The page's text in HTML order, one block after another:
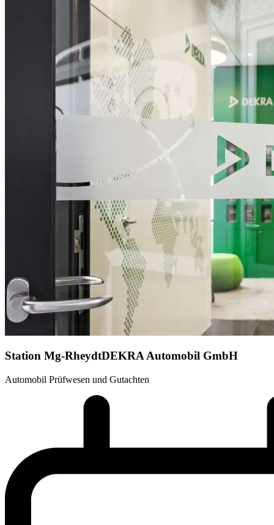
Station Mg-RheydtDEKRA Automobil GmbH
Automobil Prüfwesen und Gutachten